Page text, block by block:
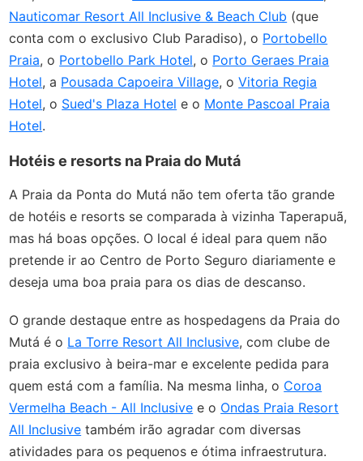
Nauticomar Resort All Inclusive & Beach Club (que
conta com o exclusivo Club Paradiso), o Portobello
Praia, o Portobello Park Hotel, o Porto Geraes Praia
Hotel, a Pousada Capoeira Village, oVitoria Regia
Hotel, o Sued's Plaza Hotel e o Monte Pascoal Praia
Hotel.
Hotéis e resorts na Praia do Mutá
A Praia da Ponta do Mutá não tem oferta tão grande
de hotéis e resorts se comparada à vizinha Taperapuã,
mas há boas opções. O local é ideal para quem não
pretende ir ao Centro de Porto Seguro diariamente e
deseja uma boa praia para os dias de descanso.
O grande destaque entre as hospedagens da Praia do
Mutá é o La Torre Resort All Inclusive, com clube de
praia exclusivo à beira-mar e excelente pedida para
quem está com a família. Na mesma linha, o Coroa
Vermelha Beach - All Inclusive e o Ondas Praia Resort
All Inclusive também irão agradar com diversas
atividades para os pequenos e ótima infraestrutura.